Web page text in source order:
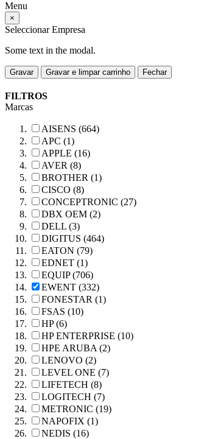
Menu
×
Seleccionar Empresa
Some text in the modal.
Gravar Gravar e limpar carrinho Fechar
FILTROS
Marcas
AISENS (664)
APC (1)
APPLE (16)
AVER (8)
BROTHER (1)
CISCO (8)
CONCEPTRONIC (27)
DBX OEM (2)
DELL (3)
DIGITUS (464)
EATON (79)
EDNET (1)
EQUIP (706)
EWENT (332)
FONESTAR (1)
FSAS (10)
HP (6)
HP ENTERPRISE (10)
HPE ARUBA (2)
LENOVO (2)
LEVEL ONE (7)
LIFETECH (8)
LOGITECH (7)
METRONIC (19)
NAPOFIX (1)
NEDIS (16)